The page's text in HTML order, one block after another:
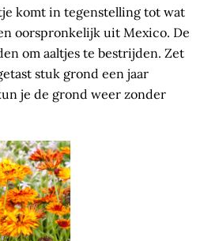
komt in tegenstelling tot wat
oorspronkelijk uit Mexico. De
om aaltjes te bestrijden. Zet
stuk grond een jaar
je de grond weer zonder